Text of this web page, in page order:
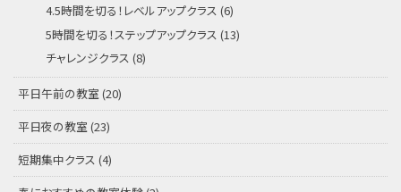
4.5時間を切る！レベルアップクラス (6)
5時間を切る！ステップアップクラス (13)
チャレンジクラス (8)
平日午前の教室 (20)
平日夜の教室 (23)
短期集中クラス (4)